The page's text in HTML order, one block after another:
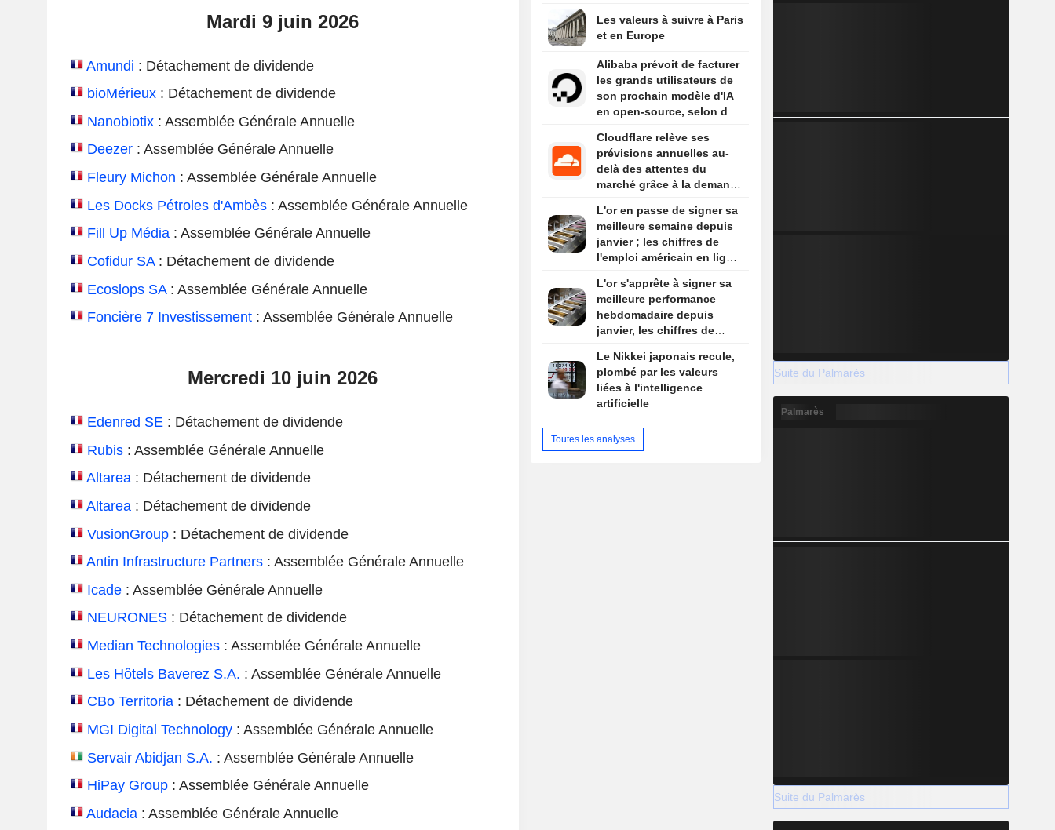
Mardi 9 juin 2026
Amundi : Détachement de dividende
bioMérieux: Détachement de dividende
Nanobiotix: Assemblée Générale Annuelle
Deezer: Assemblée Générale Annuelle
Fleury Michon : Assemblée Générale Annuelle
Les Docks Pétroles d'Ambès: Assemblée Générale Annuelle
Fill Up Média: Assemblée Générale Annuelle
Cofidur SA: Détachement de dividende
Ecoslops SA: Assemblée Générale Annuelle
Foncière 7 Investissement: Assemblée Générale Annuelle
Mercredi 10 juin 2026
Edenred SE: Détachement de dividende
Rubis: Assemblée Générale Annuelle
Altarea: Détachement de dividende
Altarea: Détachement de dividende
VusionGroup: Détachement de dividende
Antin Infrastructure Partners: Assemblée Générale Annuelle
Icade: Assemblée Générale Annuelle
NEURONES: Détachement de dividende
Median Technologies: Assemblée Générale Annuelle
Les Hôtels Baverez S.A. : Assemblée Générale Annuelle
CBo Territoria: Détachement de dividende
MGI Digital Technology: Assemblée Générale Annuelle
Servair Abidjan S.A. : Assemblée Générale Annuelle
HiPay Group: Assemblée Générale Annuelle
Audacia: Assemblée Générale Annuelle
Les valeurs à suivre à Paris
et en Europe
Alibaba prévoit de facturer
les grands utilisateurs de
son prochain modèle d'IA
en open-source, selon des
Cloudflare relève ses
prévisions annuelles au-
delà des attentes du
marché grâce à la demande
L'or en passe de signer sa
meilleure semaine depuis
janvier ; les chiffres de
l'emploi américain en ligne
L'or s'apprête à signer sa
meilleure performance
hebdomadaire depuis
janvier, les chiffres de
de mire
Le Nikkei japonais recule,
plombé par les valeurs
liées à l'intelligence
artificielle
Toutes les analyses
Suite du Palmarès
Palmarès
Suite du Palmarès